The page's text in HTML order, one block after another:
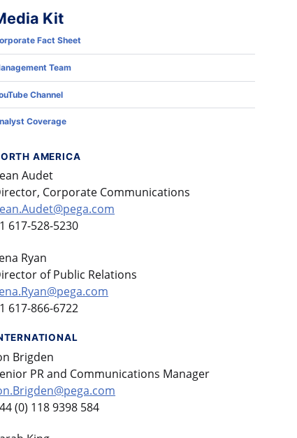
Kit
Fact Sheet
Team
Channel
Coverage
AMERICA
Audet
Corporate Communications
617-528-5230
Ryan
of Public Relations
617-866-6722
Brigden
PR and Communications Manager
(0) 118 9398 584